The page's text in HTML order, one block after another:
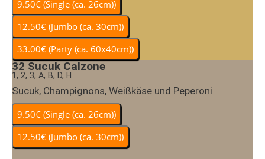
32 Sucuk Calzone
1, 2, 3, A, B, D, H
Sucuk, Champignons, Weißkäse und Peperoni